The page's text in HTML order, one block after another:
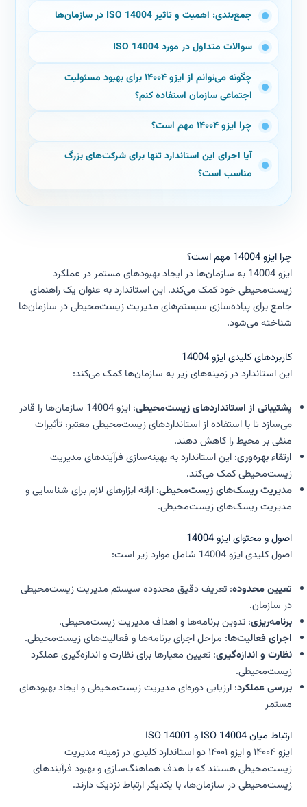
جمع‌بندی: اهمیت و تاثیر ISO 14004 در سازمان‌ها
سوالات متداول در مورد ISO 14004
چگونه می‌توانم از ایزو ۱۴۰۰۴ برای بهبود مسئولیت
اجتماعی سازمان استفاده کنم؟
چرا ایزو ۱۴۰۰۴ مهم است؟
آیا اجرای این استاندارد تنها برای شرکت‌های بزرگ
مناسب است؟
چرا ایزو 14004 مهم است؟
ایزو 14004 به سازمان‌ها در ایجاد بهبودهای مستمر در عملکرد
زیست‌محیطی خود کمک می‌کند. این استاندارد به عنوان یک راهنمای
جامع برای پیاده‌سازی سیستم‌های مدیریت زیست‌محیطی در سازمان‌ها
شناخته می‌شود.
کاربردهای کلیدی ایزو 14004
این استاندارد در زمینه‌های زیر به سازمان‌ها کمک می‌کند:
پشتیبانی از استانداردهای زیست‌محیطی
: ایزو 14004 سازمان‌ها را قادر
می‌سازد تا با استفاده از استانداردهای زیست‌محیطی معتبر، تأثیرات
منفی بر محیط را کاهش دهند.
ارتقاء بهره‌وری: این استاندارد به بهینه‌سازی فرآیندهای مدیریت
زیست‌محیطی کمک می‌کند.
مدیریت ریسک‌های زیست‌محیطی: ارائه ابزارهای لازم برای شناسایی و
مدیریت ریسک‌های زیست‌محیطی.
اصول و محتوای ایزو 14004
اصول کلیدی ایزو 14004 شامل موارد زیر است:
تعیین محدوده: تعریف دقیق محدوده سیستم مدیریت زیست‌محیطی
در سازمان.
برنامه‌ریزی: تدوین برنامه‌ها و اهداف مدیریت زیست‌محیطی.
اجرای فعالیت‌ها: مراحل اجرای برنامه‌ها و فعالیت‌های زیست‌محیطی.
نظارت و اندازه‌گیری: تعیین معیارها برای نظارت و اندازه‌گیری عملکرد
زیست‌محیطی.
بررسی عملکرد: ارزیابی دوره‌ای مدیریت زیست‌محیطی و ایجاد بهبودهای
مستمر
ارتباط میان ISO 14004 و ISO 14001
ایزو ۱۴۰۰۴ و ایزو ۱۴۰۰۱ دو استاندارد کلیدی در زمینه مدیریت
زیست‌محیطی هستند که با هدف هماهنگ‌سازی و بهبود فرآیندهای
زیست‌محیطی در سازمان‌ها، با یکدیگر ارتباط نزدیک دارند.